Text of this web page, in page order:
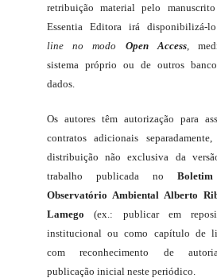
retribuição material pelo
Essentia Editora irá disponibilizá-
line
no modo Open Access,
sistema próprio ou de outros
dados.
Os autores têm autorização para
contratos adicionais separadamente,
distribuição não exclusiva da
trabalho publicada no
Observatório Ambiental Alberto
Lamego (ex.: publicar em
institucional ou como capítulo de
com reconhecimento de
publicação inicial neste periódico.